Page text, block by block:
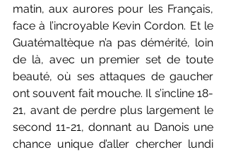
matin, aux aurores pour les Français,
face à l’incroyable Kevin Cordon. Et le
Guatémaltèque n’a pas démérité, loin
de là, avec un premier set de toute
beauté, où ses attaques de gaucher
ont souvent fait mouche. Il s’incline 18-
21, avant de perdre plus largement le
second 11-21, donnant au Danois une
chance unique d’aller chercher lundi